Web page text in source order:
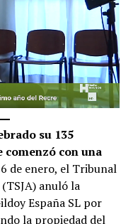
su 135
comenzó con una
de enero, el Tribunal
anuló la
España SL por
la propiedad del